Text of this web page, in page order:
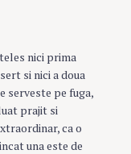
nici prima
si nici a doua
serveste pe fuga,
prajit si
ca o
una este de